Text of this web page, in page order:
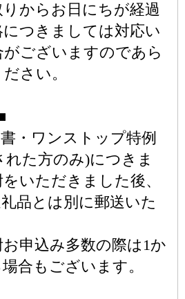
からお日にちが経過
つきましては対応い
ございますのであら
さい。
・ワンストップ特例
れた方のみ)につきま
いただきました後、
品とは別に郵送いた
申込み多数の際は1か
合もございます。